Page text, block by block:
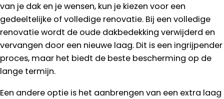
van je dak en je wensen, kun je kiezen voor een
gedeeltelijke of volledige renovatie. Bij een volledige
renovatie wordt de oude dakbedekking verwijderd en
vervangen door een nieuwe laag. Dit is een ingrijpender
proces, maar het biedt de beste bescherming op de
lange termijn.
Een andere optie is het aanbrengen van een extra laag